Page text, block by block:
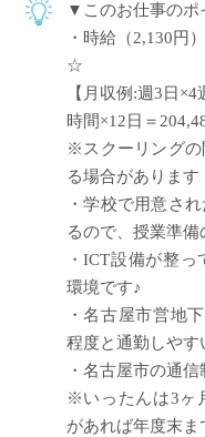
▼このお仕事のポ
・時給（2,130円
☆
【月収例:週3日
時間×12日＝
※スクーリングの
る場合があります
・学校で用意さ
るので、授業準備
・ICT設備が整
環境です♪
・名古屋市営地
程度と通勤しやす
・名古屋市の通
※いったんは3ヶ
があれば年度末ま